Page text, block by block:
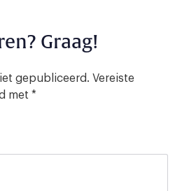
Graag!
gepubliceerd. Vereiste
met *